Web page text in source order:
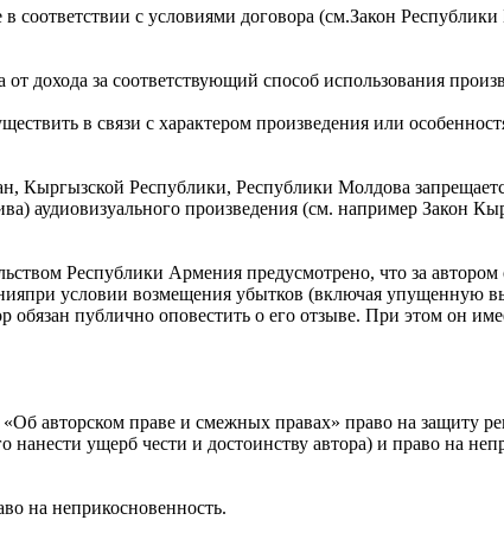
соответствии с условиями договора (см.Закон
дохода за соответствующий способ использования
в связи с характером произведения или
Кыргызской Республики, Республики Молдова
аудиовизуального произведения (см. например Закон
Республики Армения предусмотрено, что за
условии возмещения убытков (включая
публично оповестить о его отзыве. При этом он
авторском праве и смежных правах» право на защиту
нанести ущерб чести и достоинству автора) и право на
на неприкосновенность.